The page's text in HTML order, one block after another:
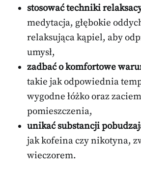
stosować techniki
medytacja, głębokie
relaksująca kąpiel, aby
umysł,
zadbać o komfortowe
takie jak odpowiednia
wygodne łóżko oraz
pomieszczenia,
unikać substancji
jak kofeina czy nikotyna,
wieczorem.